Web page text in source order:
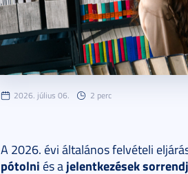
2026. július 06. 2 perc
A 2026. évi általános felvételi
pótolni és a jelentkezések